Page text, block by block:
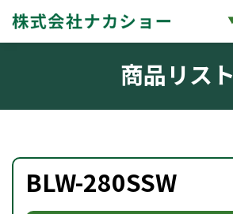
商品リスト
BLW-280SSW